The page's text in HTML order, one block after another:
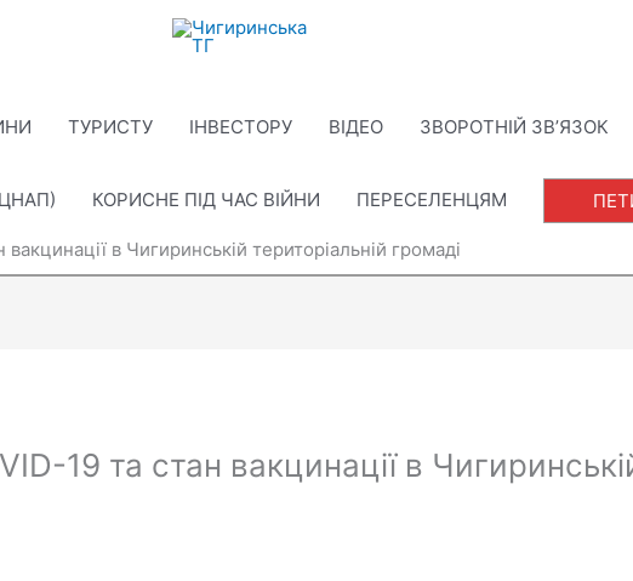
ТУРИСТУ ІНВЕСТОРУ ВІДЕО ЗВОРОТНІЙ ЗВ’ЯЗОК
КОРИСНЕ ПІД ЧАС ВІЙНИ ПЕРЕСЕЛЕНЦЯМ
в Чигиринській територіальній громаді
19 та стан вакцинації в